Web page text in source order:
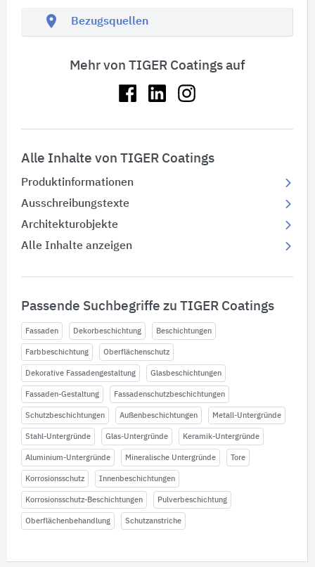
location_on Bezugsquellen
Mehr von TIGER Coatings auf
Alle Inhalte von TIGER Coatings
Produktinformationen
Ausschreibungstexte
Architekturobjekte
Alle Inhalte anzeigen
Passende Suchbegriffe zu TIGER Coatings
Fassaden Dekorbeschichtung Beschichtungen
Farbbeschichtung Oberflächenschutz
Dekorative Fassadengestaltung Glasbeschichtungen
Fassaden-Gestaltung Fassadenschutzbeschichtungen
Schutzbeschichtungen Außenbeschichtungen Metall-Untergründe
Stahl-Untergründe Glas-Untergründe Keramik-Untergründe
Aluminium-Untergründe Mineralische Untergründe Tore
Korrosionsschutz Innenbeschichtungen
Korrosionsschutz-Beschichtungen Pulverbeschichtung
Oberflächenbehandlung Schutzanstriche